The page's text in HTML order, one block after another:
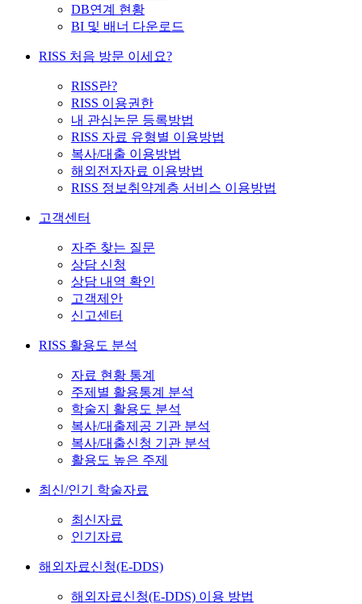
DB연계 현황
BI 및 배너 다운로드
RISS 처음 방문 이세요?
RISS란?
RISS 이용권한
내 관심논문 등록방법
RISS 자료 유형별 이용방법
복사/대출 이용방법
해외전자자료 이용방법
RISS 정보취약계층 서비스 이용방법
고객센터
자주 찾는 질문
상담 신청
상담 내역 확인
고객제안
신고센터
RISS 활용도 분석
자료 현황 통계
주제별 활용통계 분석
학술지 활용도 분석
복사/대출제공 기관 분석
복사/대출신청 기관 분석
활용도 높은 주제
최신/인기 학술자료
최신자료
인기자료
해외자료신청(E-DDS)
해외자료신청(E-DDS) 이용 방법